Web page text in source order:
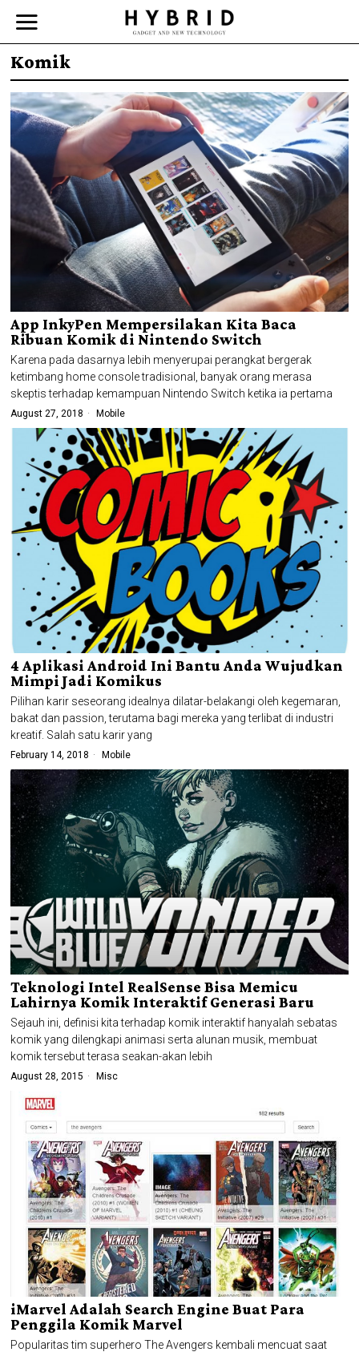
Komik
App InkyPen Mempersilakan Kita Baca
Ribuan Komik di Nintendo Switch
Karena pada dasarnya lebih menyerupai perangkat bergerak
ketimbang home console tradisional, banyak orang merasa
skeptis terhadap kemampuan Nintendo Switch ketika ia pertama
August 27, 2018 Mobile
4 Aplikasi Android Ini Bantu Anda Wujudkan
Mimpi Jadi Komikus
Pilihan karir seseorang idealnya dilatar-belakangi oleh kegemaran,
bakat dan passion, terutama bagi mereka yang terlibat di industri
kreatif. Salah satu karir yang
February 14, 2018 Mobile
Teknologi Intel RealSense Bisa Memicu
Lahirnya Komik Interaktif Generasi Baru
Sejauh ini, definisi kita terhadap komik interaktif hanyalah sebatas
komik yang dilengkapi animasi serta alunan musik, membuat
komik tersebut terasa seakan-akan lebih
August 28, 2015 Misc
iMarvel Adalah Search Engine Buat Para
Penggila Komik Marvel
Popularitas tim superhero The Avengers kembali mencuat saat